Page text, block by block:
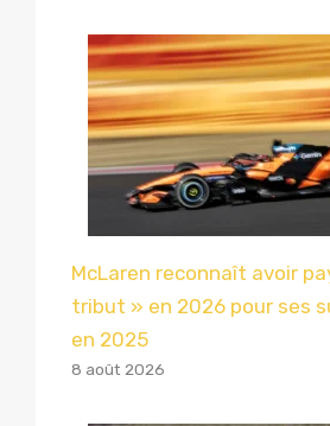
McLaren reconnaît avoir
tribut » en 2026 pour ses
en 2025
8 août 2026